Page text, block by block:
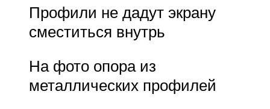
Профили не дадут экрану
сместиться внутрь
На фото опора из
металлических профилей